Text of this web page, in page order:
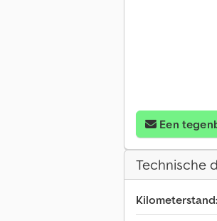
Een
Technische
Kilometerstand: